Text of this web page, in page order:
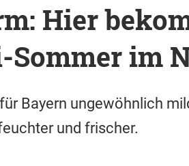
Hier
im
Bayern ungewöhnlich
und frischer.